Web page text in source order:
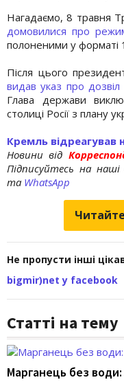
Нагадаємо, 8 травня
домовилися про
полоненими у форматі
Після цього
видав указ про
Глава держави
столиці Росії з плану
Кремль відреагував
Новини від
Підписуйтесь на наші
та WhatsApp
Не пропусти інші
bigmir)net у facebook
Статті на тему
Марганець без води: